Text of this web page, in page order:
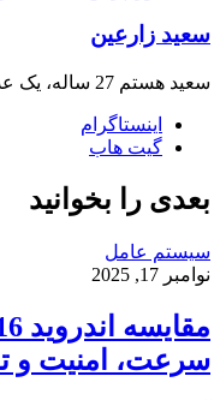
سعید زارعین
سعید هستم 27 ساله، یک عدد تولید محتوا(ئر) خلاق :)))
اینستاگرام
گیت ‌هاب
بعدی را بخوانید
سیستم عامل
نوامبر 17, 2025
سرعت، امنیت و